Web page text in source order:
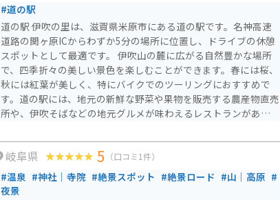
#道の駅
道の駅 伊吹の里は、滋賀県米原市にある道の駅です。名神高速
道路の関ヶ原ICからわずか5分の場所に位置し、ドライブの休憩
スポットとして最適です。 伊吹山の麓に広がる自然豊かな場所
で、四季折々の美しい景色を楽しむことができます。春には桜、
秋には紅葉が美しく、特にバイクでのツーリングにおすすめで
す。道の駅には、地元の新鮮な野菜や果物を販売する農産物直売
所や、伊吹そばなどの地元グルメが味わえるレストランがありま
ます。登山に挑戦する際は、道の駅 伊吹の里で情報収集をする
のがおすすめです。また、周辺には、醒井宿など歴史的な観光ス
ポットも点在しているので、歴史好きの方にもおすすめです。
岐阜県 5 （口コミ1件）
#温泉 #神社｜寺院 #絶景スポット #絶景ロード #山｜高原 #
夜景